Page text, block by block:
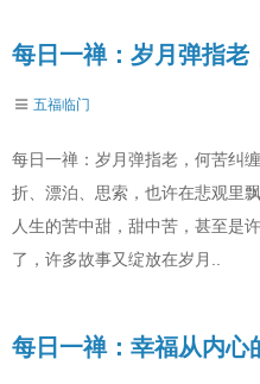
每日一禅：岁月弹指老
五福临门
每日一禅：岁月弹指老，何苦纠
折、漂泊、思索，也许在悲观里
人生的苦中甜，甜中苦，甚至是
了，许多故事又绽放在岁月..
每日一禅：幸福从内心